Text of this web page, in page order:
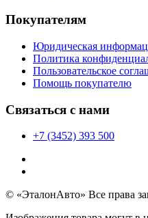
Покупателям
Юридическая
Политика
Пользовательское
Помощь покупателю
Связаться с нами
+7 (3452) 393 500
© «ЭталонАвто» Все права